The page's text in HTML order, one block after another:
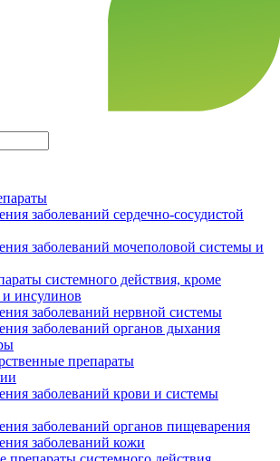
заболеваний сердечно-сосудистой
заболеваний мочеполовой системы и
системного действия, кроме
инсулинов
заболеваний нервной системы
заболеваний органов дыхания
препараты
заболеваний крови и системы
заболеваний органов пищеварения
заболеваний кожи